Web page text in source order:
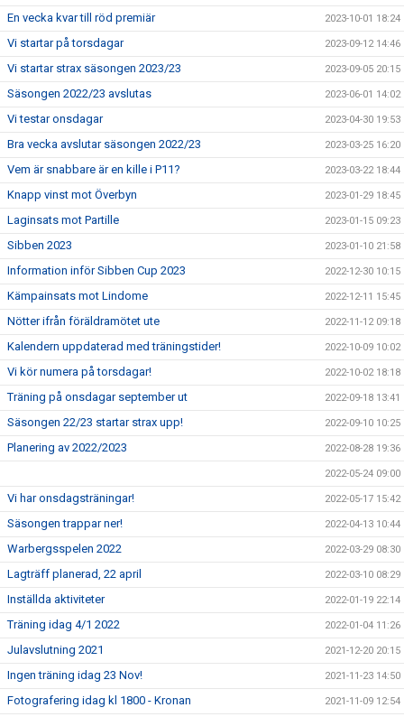
En vecka kvar till röd premiär 2023-10-01 18:24
Vi startar på torsdagar 2023-09-12 14:46
Vi startar strax säsongen 2023/23 2023-09-05 20:15
Säsongen 2022/23 avslutas 2023-06-01 14:02
Vi testar onsdagar 2023-04-30 19:53
Bra vecka avslutar säsongen 2022/23 2023-03-25 16:20
Vem är snabbare är en kille i P11? 2023-03-22 18:44
Knapp vinst mot Överbyn 2023-01-29 18:45
Laginsats mot Partille 2023-01-15 09:23
Sibben 2023 2023-01-10 21:58
Information inför Sibben Cup 2023 2022-12-30 10:15
Kämpainsats mot Lindome 2022-12-11 15:45
Nötter ifrån föräldramötet ute 2022-11-12 09:18
Kalendern uppdaterad med träningstider! 2022-10-09 10:02
Vi kör numera på torsdagar! 2022-10-02 18:18
Träning på onsdagar september ut 2022-09-18 13:41
Säsongen 22/23 startar strax upp! 2022-09-10 10:25
Planering av 2022/2023 2022-08-28 19:36
2022-05-24 09:00
Vi har onsdagsträningar! 2022-05-17 15:42
Säsongen trappar ner! 2022-04-13 10:44
Warbergsspelen 2022 2022-03-29 08:30
Lagträff planerad, 22 april 2022-03-10 08:29
Inställda aktiviteter 2022-01-19 22:14
Träning idag 4/1 2022 2022-01-04 11:26
Julavslutning 2021 2021-12-20 20:15
Ingen träning idag 23 Nov! 2021-11-23 14:50
Fotografering idag kl 1800 - Kronan 2021-11-09 12:54